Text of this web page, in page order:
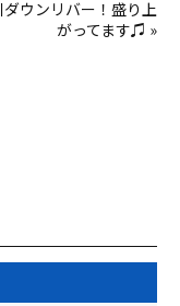
ダウンリバー！盛り上
がってます♫ »